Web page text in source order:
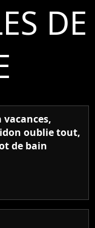
DE
oublie tout,
de bain